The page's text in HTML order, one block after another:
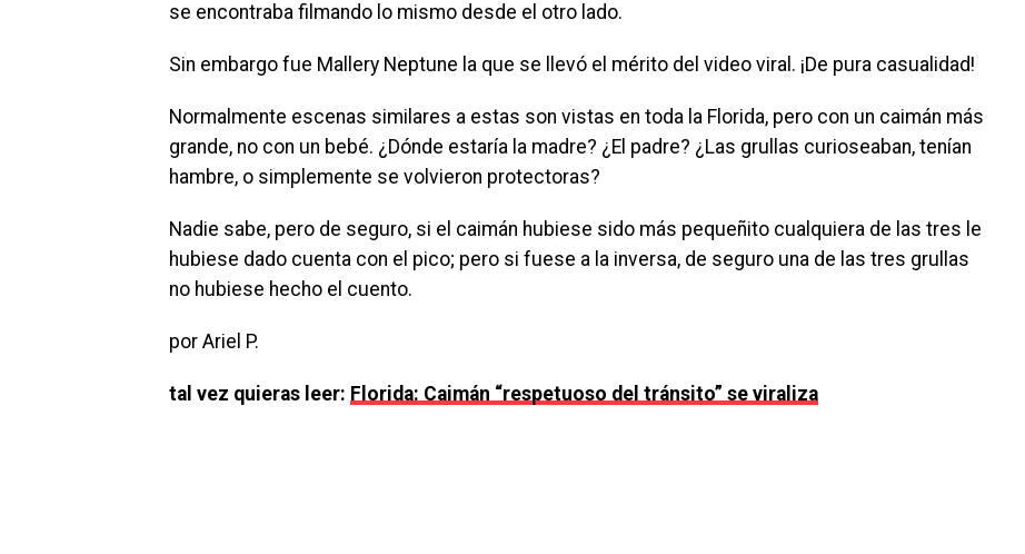
se encontraba filmando lo mismo desde el otro lado.
Sin embargo fue Mallery Neptune la que se llevó el mérito del video viral. ¡De pura casualidad!
Normalmente escenas similares a estas son vistas en toda la Florida, pero con un caimán más
grande, no con un bebé. ¿Dónde estaría la madre? ¿El padre? ¿Las grullas curioseaban, tenían
hambre, o simplemente se volvieron protectoras?
Nadie sabe, pero de seguro, si el caimán hubiese sido más pequeñito cualquiera de las tres le
hubiese dado cuenta con el pico; pero si fuese a la inversa, de seguro una de las tres grullas
no hubiese hecho el cuento.
por Ariel P.
tal vez quieras leer: Florida: Caimán “respetuoso del tránsito” se viraliza